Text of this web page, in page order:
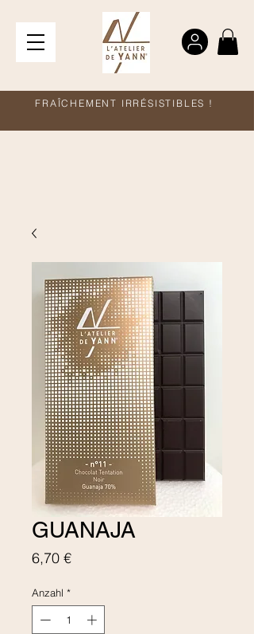
FRAÎCHEMENT IRRÉSISTIBLES !
GUANAJA
6,70 €Preis
Anzahl *